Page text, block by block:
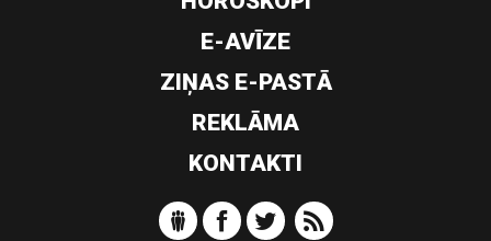
E-AVĪZE
ZIŅAS E-PASTĀ
REKLĀMA
KONTAKTI